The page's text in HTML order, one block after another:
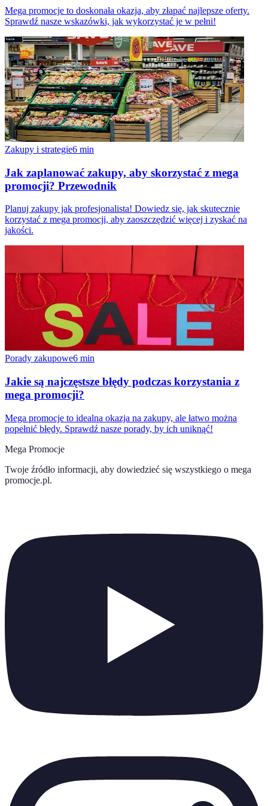
Mega promocje to doskonała okazja, aby złapać najlepsze oferty.
Sprawdź nasze wskazówki, jak wykorzystać je w pełni!
Zakupy i strategie6 min
Jak zaplanować zakupy, aby skorzystać z mega
promocji? Przewodnik
Planuj zakupy jak profesjonalista! Dowiedz się, jak skutecznie
korzystać z mega promocji, aby zaoszczędzić więcej i zyskać na
jakości.
Porady zakupowe6 min
Jakie są najczęstsze błędy podczas korzystania z
mega promocji?
Mega promocje to idealna okazja na zakupy, ale łatwo można
popełnić błędy. Sprawdź nasze porady, by ich uniknąć!
Mega Promocje
Twoje źródło informacji, aby dowiedzieć się wszystkiego o mega
promocje.pl.